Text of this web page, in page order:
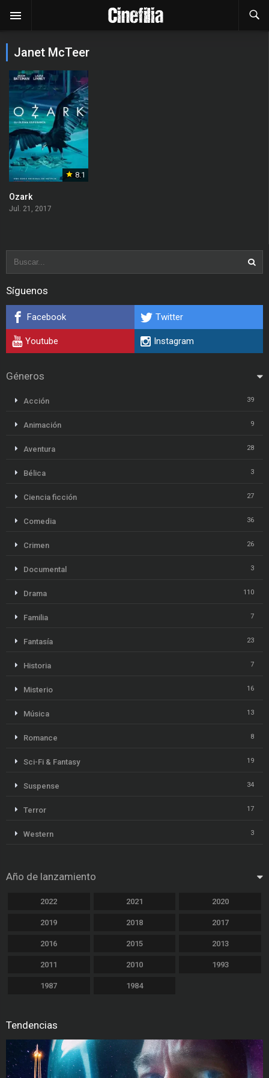
Janet McTeer
8.1
Ozark
Jul. 21, 2017
Síguenos
Facebook Twitter
Youtube Instagram
Géneros
Acción 39
Animación 9
Aventura 28
Bélica 3
Ciencia ficción 27
Comedia 36
Crimen 26
Documental 3
Drama 110
Familia 7
Fantasía 23
Historia 7
Misterio 16
Música 13
Romance 8
Sci-Fi & Fantasy 19
Suspense 34
Terror 17
Western 3
Año de lanzamiento
2022 2021 2020
2019 2018 2017
2016 2015 2013
2011 2010 1993
1987 1984
Tendencias